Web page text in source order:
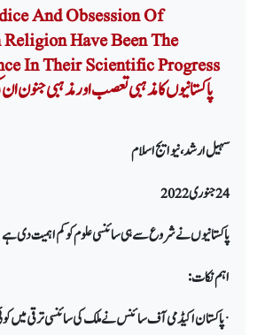
And Obsession Of
Have Been The
In Their Scientific Progress
پاکستانیوں کا مذہبی تعصب اور مذہبی جنون
سہیل ارشد، نیو ایج اسلام
24 جنوری 2022
پاکستانیوں نے شروع سے ہی سائنسی علوم کو کم اہمیت دی ہے
اہم نکات:
· پاکستان اکیڈمی آف سائنس نے ملک کی سائنسی ترقی میں